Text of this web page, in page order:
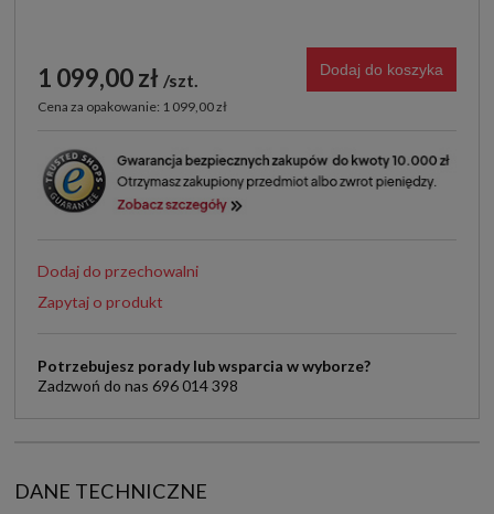
1 099,00 zł szt.
Cena za opakowanie: 1 099,00 zł
Dodaj do koszyka
Dodaj do przechowalni
Zapytaj o produkt
Potrzebujesz porady lub wsparcia w wyborze?
Zadzwoń do nas 696 014 398
DANE TECHNICZNE